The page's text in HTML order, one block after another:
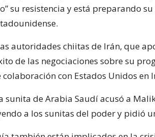
su resistencia y está preparando
autoridades chiitas de Irán, que
de las negociaciones sobre su
con Estados Unidos en
sunita de Arabia Saudí acusó a
a los sunitas del poder y pidió